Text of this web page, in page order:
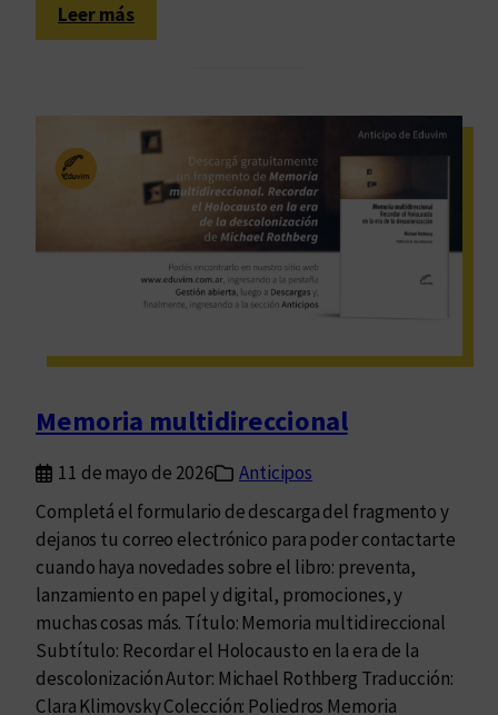
e
n
r
o
v
d
C
r
d
o
b
a
.
Leer más:
L
v
r
a
e
s
e
n
E
d
u
v
i
Memoria multidireccional
11 de mayo de 2026
Anticipos
Completá el formulario de descarga del fragmento y
dejanos tu correo electrónico para poder contactarte
cuando haya novedades sobre el libro: preventa,
lanzamiento en papel y digital, promociones, y
muchas cosas más. Título: Memoria multidireccional
Subtítulo: Recordar el Holocausto en la era de la
descolonización Autor: Michael Rothberg Traducción:
Clara Klimovsky Colección: Poliedros Memoria